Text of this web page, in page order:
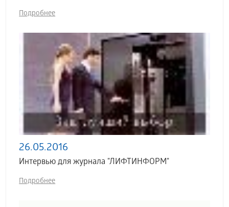
Подробнее
26.05.2016
Интервью для журнала "ЛИФТИНФОРМ"
Подробнее